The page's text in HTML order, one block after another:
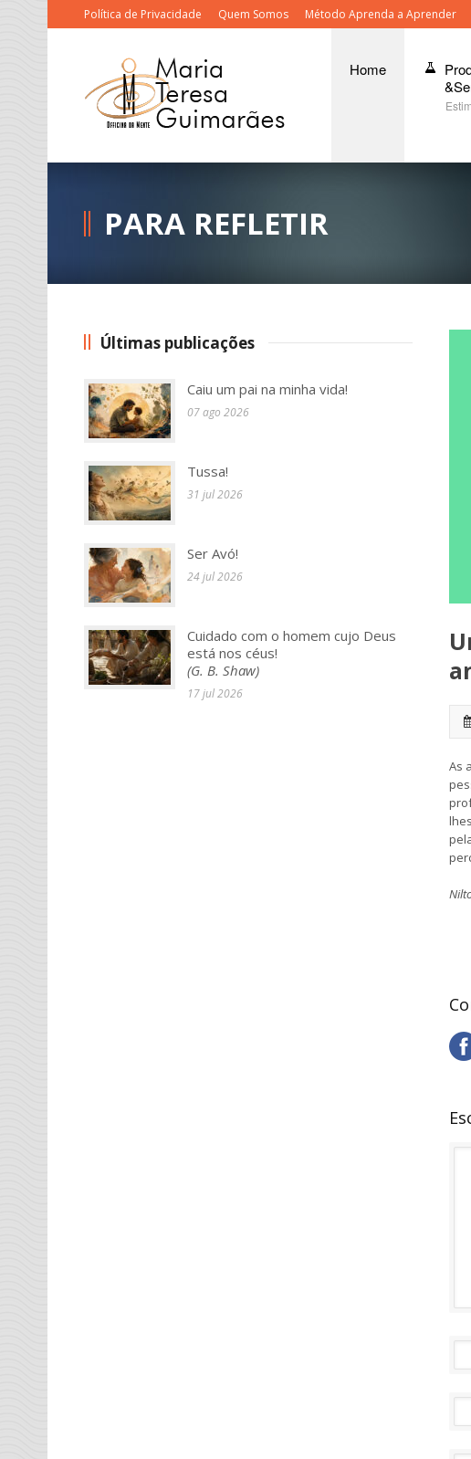
Política de Privacidade Quem Somos Método Aprenda a Aprender
Home
PARA REFLETIR
As
Últimas publicações
Caiu um pai na minha vida!
07 ago 2026
Tussa!
31 jul 2026
Ser Avó!
24 jul 2026
Cuidado com o homem cujo Deus
está nos céus!
(G. B. Shaw)
17 jul 2026